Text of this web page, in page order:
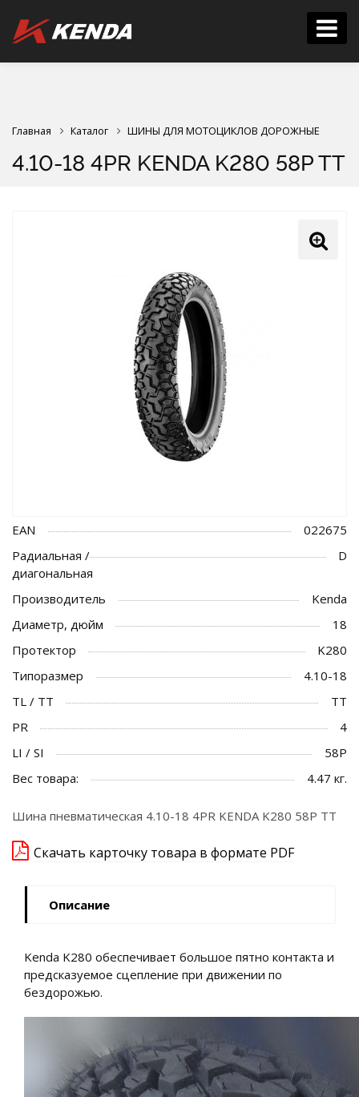
Главная Каталог ШИНЫ ДЛЯ МОТОЦИКЛОВ ДОРОЖНЫЕ
4.10-18 4PR KENDA K280 58P TT
EAN
022675
Радиальная /
диагональная
D
Производитель
Kenda
Диаметр, дюйм
18
Протектор
K280
Типоразмер
4.10-18
TL / TT
TT
PR
4
LI / SI
58P
Вес товара:
4.47 кг.
Шина пневматическая 4.10-18 4PR KENDA K280 58P TT
Скачать карточку товара в формате PDF
Описание
Kenda K280 обеспечивает большое пятно контакта и
предсказуемое сцепление при движении по
бездорожью.